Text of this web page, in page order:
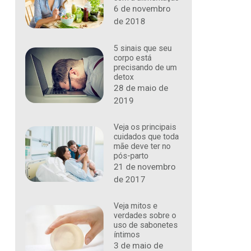
6 de novembro
de 2018
5 sinais que seu
corpo está
precisando de um
detox
28 de maio de
2019
Veja os principais
cuidados que toda
mãe deve ter no
pós-parto
21 de novembro
de 2017
Veja mitos e
verdades sobre o
uso de sabonetes
íntimos
3 de maio de